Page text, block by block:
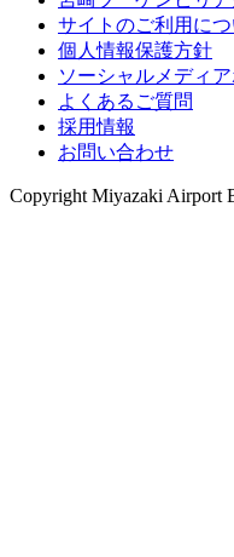
サイトのご利用につ
個人情報保護方針
ソーシャルメディ
よくあるご質問
採用情報
お問い合わせ
Copyright Miyazaki Airport